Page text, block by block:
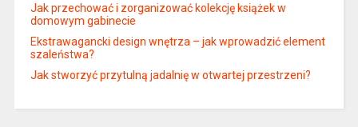
Jak przechować i zorganizować kolekcję książek w
domowym gabinecie
Ekstrawagancki design wnętrza – jak wprowadzić element
szaleństwa?
Jak stworzyć przytulną jadalnię w otwartej przestrzeni?